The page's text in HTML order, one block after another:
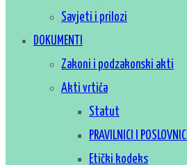
Savjeti i prilozi
DOKUMENTI
Zakoni i podzakonski akti
Akti vrtića
Statut
PRAVILNICI I POSLOVNICI
Etički kodeks